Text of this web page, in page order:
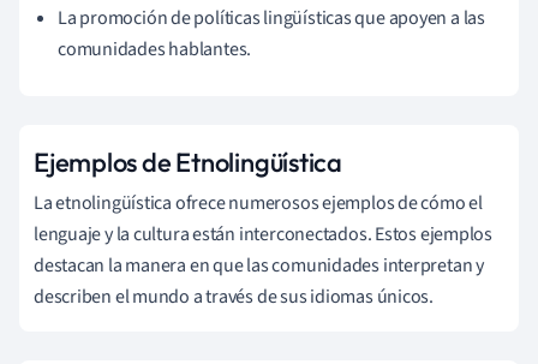
La promoción de políticas lingüísticas que apoyen a las
comunidades hablantes.
Ejemplos de Etnolingüística
La etnolingüística ofrece numerosos ejemplos de cómo el
lenguaje y la cultura están interconectados. Estos ejemplos
destacan la manera en que las comunidades interpretan y
describen el mundo a través de sus idiomas únicos.